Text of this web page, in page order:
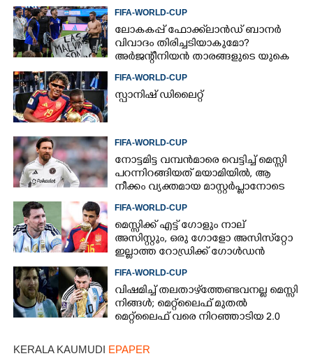
FIFA-WORLD-CUP
ലോകകപ്പ് ഫോക്ക്‌ലാൻഡ് ബാനർ
വിവാദം തിരിച്ചടിയാകുമോ?
അർജന്റീനിയൻ താരങ്ങളുടെ യുകെ
FIFA-WORLD-CUP
സ്പാനിഷ് ഡിലൈറ്റ്
FIFA-WORLD-CUP
നോട്ടമിട്ട വമ്പന്‍മാരെ വെട്ടിച്ച് മെസ്സി
പറന്നിറങ്ങിയത് മയാമിയില്‍, ആ
നീക്കം വ്യക്തമായ മാസ്റ്റര്‍പ്ലാനോടെ
FIFA-WORLD-CUP
മെസ്സിക്ക് എട്ട് ഗോളും നാല്
അസിസ്റ്റും, ഒരു ഗോളോ അസിസ്‌റ്റോ
ഇല്ലാത്ത റോഡ്രിക്ക് ഗോള്‍ഡന്‍
FIFA-WORLD-CUP
വിഷമിച്ച് തലതാഴ്‌ത്തേണ്ടവനല്ല മെസ്സി
നിങ്ങള്‍; മെറ്റ്‌ലൈഫ് മുതല്‍
മെറ്റ്‌ലൈഫ് വരെ നിറഞ്ഞാടിയ 2.0
KERALA KAUMUDI EPAPER